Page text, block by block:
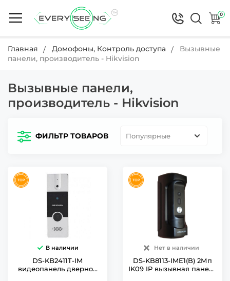
0
Главная Домофоны, Контроль доступа
Вызывные
панели, производитель - Hikvision
Вызывные панели,
производитель - Hikvision
ФИЛЬТР ТОВАРОВ Популярные
В наличии
DS-KB2411T-IM
видеопанель дверной
Нет в наличии
DS-KB8113-IME1(B) 2Мп
IK09 IP вызывная панель